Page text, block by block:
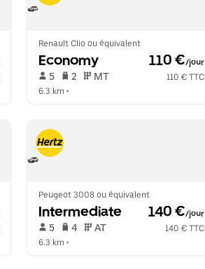
Renault Clio ou équivalent
Economy 110 €/jour
5 2 MT
110 € TTC
6.3 km •
Peugeot 3008 ou équivalent
Intermediate 140 €/jour
5 4 AT
140 € TTC
6.3 km •